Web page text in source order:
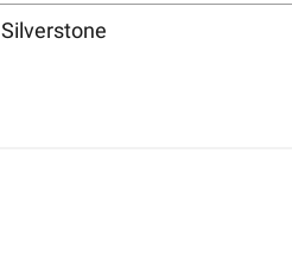
MotoGP 2026 Inggris: Bicara Tradisi, Marc Marquez dan Marco Bezzecchi Tak Bakal Juara di Silverstone